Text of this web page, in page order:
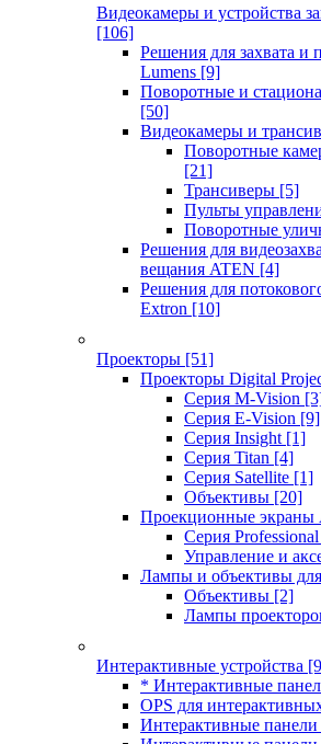
Видеокамеры и устройства
[106]
Решения для захвата и
Lumens [9]
Поворотные и
[50]
Видеокамеры и
Поворотные
[21]
Трансиверы [5]
Пульты
Поворотные
Решения для
вещания ATEN [4]
Решения для
Extron [10]
Проекторы [51]
Проекторы Digital
Серия M-Vision
Серия E-Vision [9]
Серия Insight [1]
Серия Titan [4]
Серия Satellite [1]
Объективы [20]
Проекционные экраны
Серия Professional
Управление и
Лампы и объективы
Объективы [2]
Лампы
Интерактивные устройства
* Интерактивные
OPS для
Интерактивные